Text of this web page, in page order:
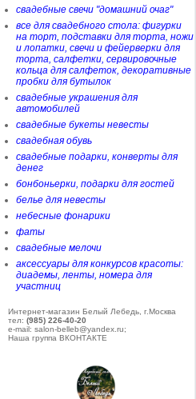
свадебные свечи "домашний очаг"
все для свадебного стола: фигурки
на торт, подставки для торта, ножи
и лопатки, свечи и фейерверки для
торта, салфетки, сервировочные
кольца для салфеток, декоративные
пробки для бутылок
свадебные украшения для
автомобилей
свадебные букеты невесты
свадебная обувь
свадебные подарки, конверты для
денег
бонбоньерки, подарки для гостей
белье для невесты
небесные фонарики
фаты
свадебные мелочи
аксессуары для конкурсов красоты:
диадемы, ленты, номера для
участниц
Интернет-магазин Белый Лебедь, г.Москва
тел: (985) 226-40-20
e-mail: salon-belleb@yandex.ru;
Наша группа ВКОНТАКТЕ